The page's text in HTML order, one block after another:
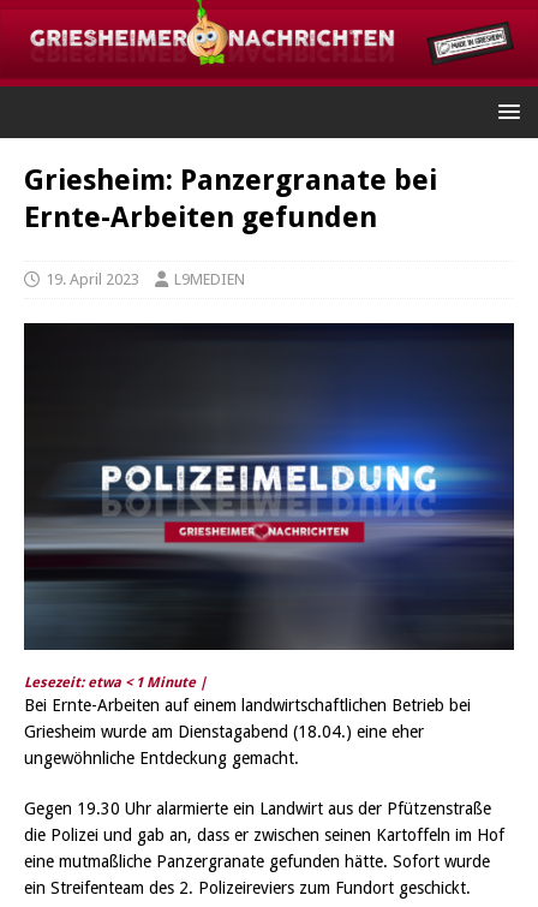
Griesheim: Panzergranate bei
Ernte-Arbeiten gefunden
19. April 2023 L9MEDIEN
Lesezeit: etwa < 1 Minute |
Bei Ernte-Arbeiten auf einem landwirtschaftlichen Betrieb bei
Griesheim wurde am Dienstagabend (18.04.) eine eher
ungewöhnliche Entdeckung gemacht.
Gegen 19.30 Uhr alarmierte ein Landwirt aus der Pfützenstraße
die Polizei und gab an, dass er zwischen seinen Kartoffeln im Hof
eine mutmaßliche Panzergranate gefunden hätte. Sofort wurde
ein Streifenteam des 2. Polizeireviers zum Fundort geschickt.